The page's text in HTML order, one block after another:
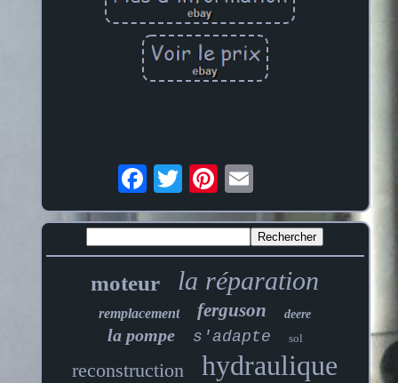
moteur la réparation
remplacement ferguson deere
la pompe s'adapte sol
reconstruction hydraulique